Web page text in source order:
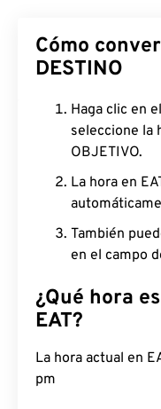
Cómo
DESTINO
Haga clic en
seleccione la
OBJETIVO.
La hora en
También
en el campo
¿Qué hora
EAT?
La hora actual en
pm